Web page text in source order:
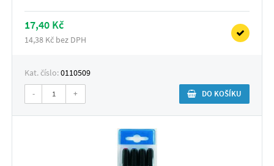
17,40 Kč
14,38 Kč bez DPH
Kat. číslo:0110509
- + DO KOŠÍKU